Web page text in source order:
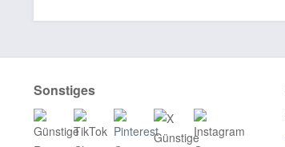
Sonstiges